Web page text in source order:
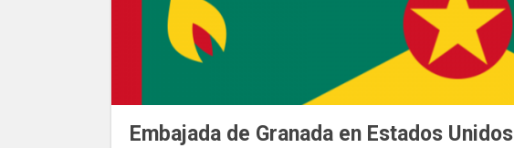
Embajada de Granada en Estados Unidos